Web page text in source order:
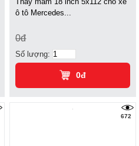
ô tô Mercedes...
0đ
Số lượng:
0đ
672